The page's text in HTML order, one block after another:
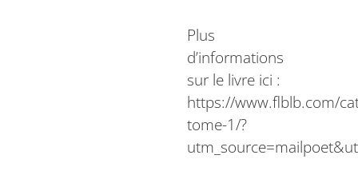
Plus
d’informations
sur le livre ici :
https://www.flblb.com/
tome-1/?